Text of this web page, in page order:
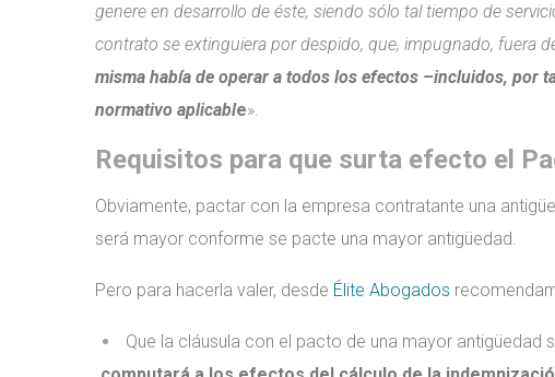
genere en desarrollo de éste, siendo sólo tal tiempo de
contrato se extinguiera por despido, que, impugnado, fuera
misma había de operar a todos los efectos –incluidos, por
normativo aplicable».
Requisitos para que surta efecto el
Obviamente, pactar con la empresa contratante una
será mayor conforme se pacte una mayor antigüedad.
Pero para hacerla valer, desde Élite Abogados
Que la cláusula con el pacto de una mayor